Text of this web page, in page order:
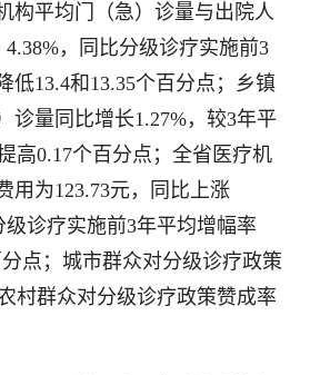
构平均门（急）诊量与出院人
4.38%，同比分级诊疗实施前3
低13.4和13.35个百分点；乡镇
诊量同比增长1.27%，较3年平
高0.17个百分点；全省医疗机
用为123.73元，同比上涨
级诊疗实施前3年平均增幅率
分点；城市群众对分级诊疗政策
村群众对分级诊疗政策赞成率